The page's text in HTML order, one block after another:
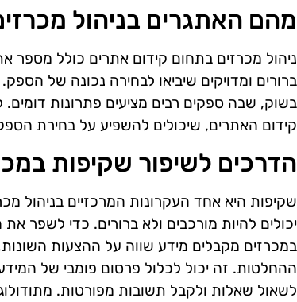
מהם האתגרים בניהול
ניהול מכרזים בתחום קידום אתרים כולל מספר
ברורים ומדויקים שיביאו לבחירה נכונה של
בשוק, שבה ספקים רבים מציעים פתרונות דומים.
קידום האתרים, שיכולים להשפיע על בחירת
הדרכים לשיפור שקיפות
שקיפות היא אחד העקרונות המרכזיים בניהול
יכולים להיות מורכבים ולא ברורים. כדי לשפר
במכרזים מקבלים מידע שווה על ההצעות
ההחלטות. זה יכול לכלול פרסום פומבי של
לשאול שאלות ולקבל תשובות מפורטות.